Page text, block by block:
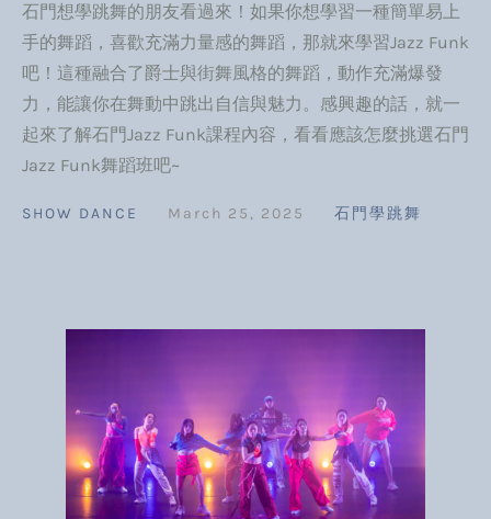
石門想學跳舞的朋友看過來！如果你想學習一種簡單易上
手的舞蹈，喜歡充滿力量感的舞蹈，那就來學習Jazz Funk
吧！這種融合了爵士與街舞風格的舞蹈，動作充滿爆發
力，能讓你在舞動中跳出自信與魅力。感興趣的話，就一
起來了解石門Jazz Funk課程內容，看看應該怎麼挑選石門
Jazz Funk舞蹈班吧~
SHOW DANCE March 25, 2025 石門學跳舞